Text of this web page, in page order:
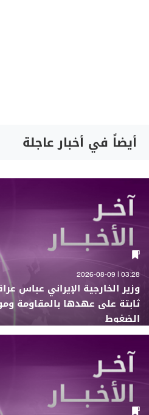
أيضاً في أخبار عاجلة
03:28 | 2026-08-09
وزير الخارجية الإيراني عباس
ثابتة على عهدها بالمقاومة
الضغوط